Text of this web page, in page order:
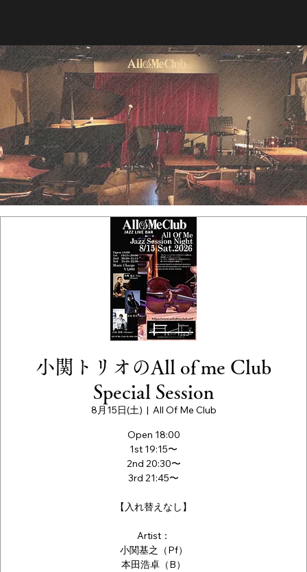
小関トリオのAll of me Club
Special Session
8月15日(土)
  |
All Of Me Club
Open 18:00
1st 19:15〜
2nd 20:30〜
3rd 21:45〜
【入れ替えなし】
Artist：
小関基之（Pf）
本田浩卓（B）